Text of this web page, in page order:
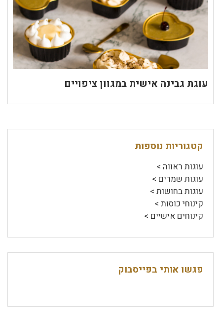
עוגת גבינה אישית במגוון ציפויים
קטגוריות נוספות
עוגות ראווה >
עוגות שמרים >
עוגות בחושות >
קינוחי כוסות >
קינוחים אישיים >
פגשו אותי בפייסבוק